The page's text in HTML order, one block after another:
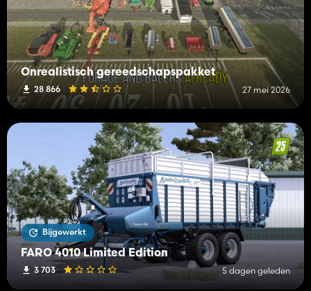
Onrealistisch gereedschapspakket
28 866 27 mei 2026
Bijgewerkt
FARO 4010 Limited Edition
3 703 5 dagen geleden